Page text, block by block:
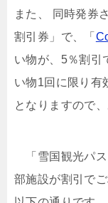
また、 同時発券
割引券」で、「
い物が、5％割引
い物1回に限り有
となりますので
「雪国観光パス
部施設が割引で